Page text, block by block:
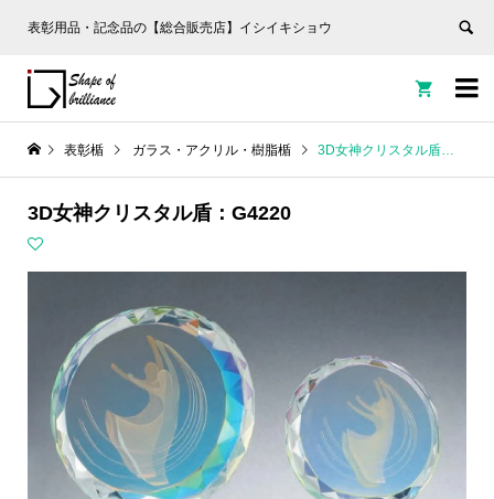
表彰用品・記念品の【総合販売店】イシイキショウ


表彰楯 ガラス・アクリル・樹脂楯 3D女神クリスタル盾：G4220
3D女神クリスタル盾：G4220